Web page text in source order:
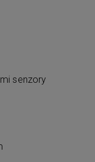
senzory